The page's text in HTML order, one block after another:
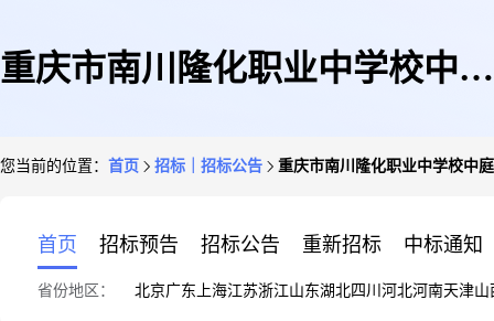
重庆市南川隆化职业中学校中庭
您当前的位置： 首页 招标｜招标公告 重庆市南川隆化职业中学校中
首页 招标预告 招标公告 重新招标 中标通知
省份地区： 北京广东 上海江苏浙江山东湖北四川 河北河南天津山